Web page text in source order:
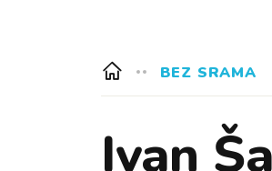
BEZ SRAMA
Ivan